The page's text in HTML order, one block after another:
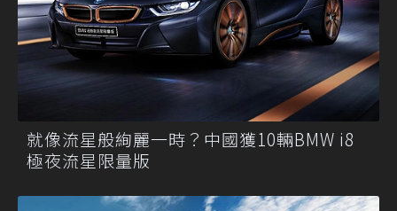
就像流星般絢麗一時？中國獲10輛BMW i8
極夜流星限量版